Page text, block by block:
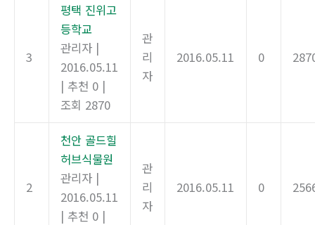
3
평택 진위고
등학교
관리자 |
2016.05.11
| 추천 0 |
조회 2870
관
리
자
2016.05.11 0
2
천안 골드힐
허브식물원
관리자 |
2016.05.11
| 추천 0 |
관
리
자
2016.05.11 0